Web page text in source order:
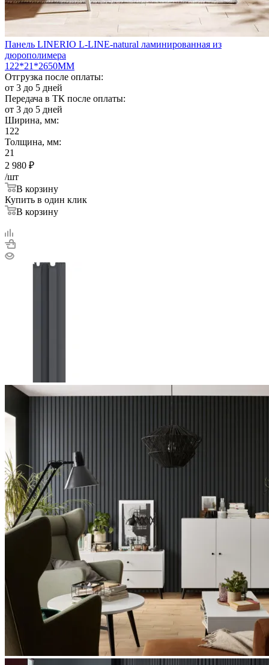
Панель LINERIO L-LINE-natural ламинированная из
дюрополимера
122*21*2650ММ
Отгрузка после оплаты:
от 3 до 5 дней
Передача в ТК после оплаты:
от 3 до 5 дней
Ширина, мм:
122
Толщина, мм:
21
2 980 ₽
/шт
В корзину
Купить в один клик
В корзину